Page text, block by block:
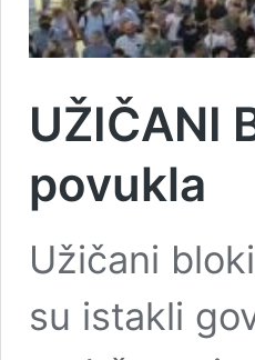
UŽIČANI
povukla
Užičani
su istakli